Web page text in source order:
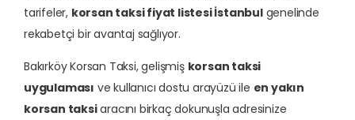
tarifeler, korsan taksi fiyat listesi İstanbulgenelinde
rekabetçi bir avantaj sağlıyor.
Bakırköy Korsan Taksi, gelişmiş korsan taksi
uygulaması ve kullanıcı dostu arayüzü ile en yakın
korsan taksiaracını birkaç dokunuşla adresinize